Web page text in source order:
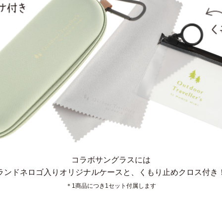
コラボサングラスには
ンドネロゴ入りオリジナルケースと、
くもり止めクロス付き
＊1商品につき1セット付属します